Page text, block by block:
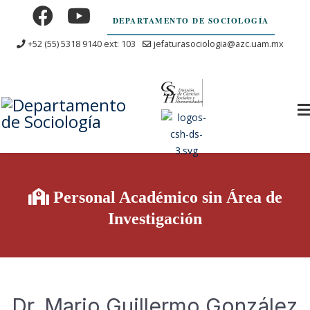
DEPARTAMENTO DE SOCIOLOGÍA
+52 (55) 5318 9140 ext: 103
jefaturasociologia@azc.uam.mx
Personal Académico sin Área de
Investigación